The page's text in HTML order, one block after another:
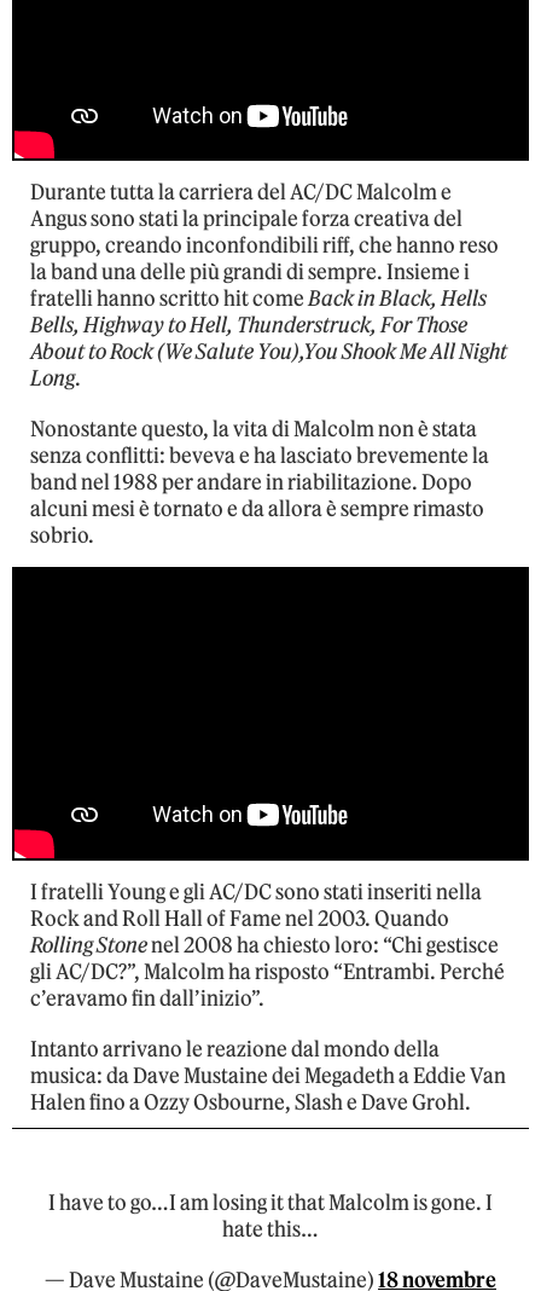
Durante tutta la carriera del AC/DC Malcolm e
Angus sono stati la principale forza creativa del
gruppo, creando inconfondibili riff, che hanno reso
la band una delle più grandi di sempre. Insieme i
fratelli hanno scritto hit comeBack in Black, Hells
Bells, Highway to Hell, Thunderstruck, For Those
About to Rock (We Salute You),You Shook Me All Night
Long.
Nonostante questo, la vita di Malcolm non è stata
senza conflitti: beveva e ha lasciato brevemente la
band nel 1988 per andare in riabilitazione. Dopo
alcuni mesi è tornato e da allora è sempre rimasto
sobrio.
I fratelli Young e gli AC/DC sono stati inseriti nella
Rock and Roll Hall of Fame nel 2003. Quando
Rolling Stonenel 2008 ha chiesto loro: “Chi gestisce
gli AC/DC?”, Malcolm ha risposto “Entrambi. Perché
c’eravamo fin dall’inizio”.
Intanto arrivano le reazione dal mondo della
musica: da Dave Mustaine dei Megadeth a Eddie Van
Halen fino a Ozzy Osbourne, Slash e Dave Grohl.
I have to go…I am losing it that Malcolm is gone. I
hate this…
— Dave Mustaine (@DaveMustaine)18 novembre